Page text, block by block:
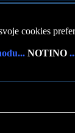
cookies
NOTINO